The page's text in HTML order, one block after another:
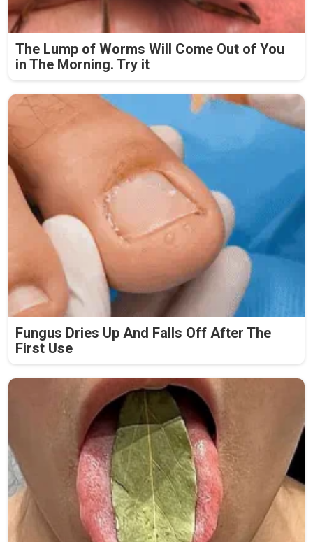
The Lump of Worms Will Come Out of You
in The Morning. Try it
Fungus Dries Up And Falls Off After The
First Use